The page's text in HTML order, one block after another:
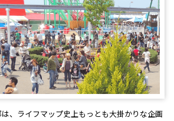
、ライフマップ史上もっとも大掛かりな企画